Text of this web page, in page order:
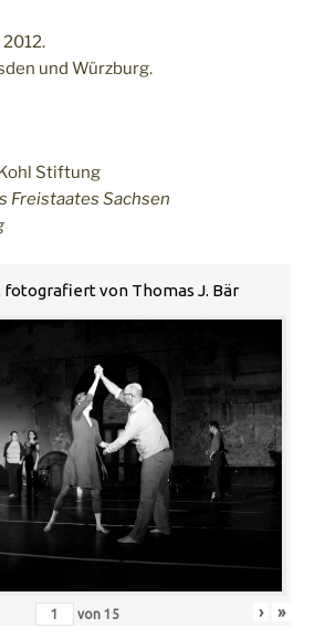
und Würzburg.
Stiftung
Freistaates Sachsen
fotografiert von Thomas J. Bär
von 15 › »